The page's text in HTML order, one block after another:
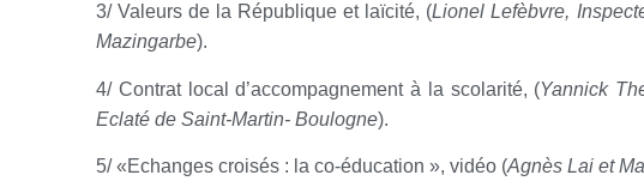
3/ Valeurs de la République et laïcité, (Lionel Lefèbvre,
Mazingarbe).
4/ Contrat local d’accompagnement à la scolarité, (Yannick
Eclaté de Saint-Martin- Boulogne).
5/ «Echanges croisés : la co-éducation », vidéo (Agnès Lai et